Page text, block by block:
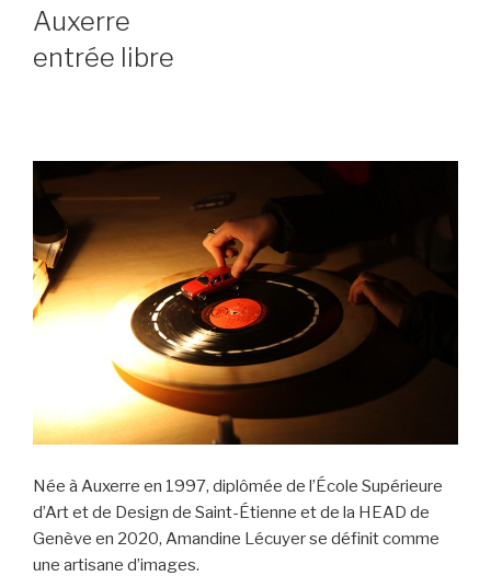
Auxerre
entrée libre
Née à Auxerre en 1997, diplômée de l’École Supérieure
d’Art et de Design de Saint-Étienne et de la HEAD de
Genève en 2020, Amandine Lécuyer se définit comme
une artisane d’images.